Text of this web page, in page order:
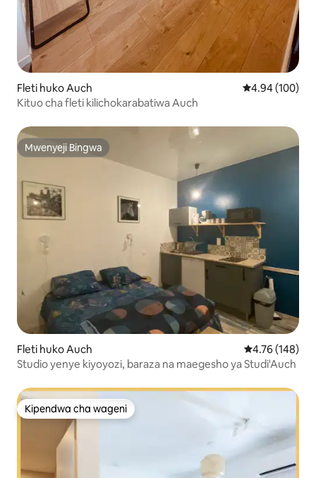
Fleti huko Auch Ukadiriaji wa
4.94 (100)
Kituo cha fleti kilichokarabatiwa Auch
Mwenyeji Bingwa
Mwenyeji Bingwa
Fleti huko Auch Ukadiriaji wa
4.76 (148)
Studio yenye kiyoyozi, baraza na maegesho ya Studi'Auch
Kipendwa cha wageni
Kipendwa cha wageni